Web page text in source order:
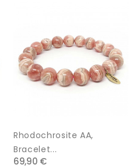
Rhodochrosite AA,
Bracelet...
69,90 €